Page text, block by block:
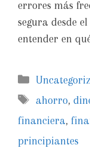
errores más
segura desde
entender en
ahorro,
financiera,
principiantes